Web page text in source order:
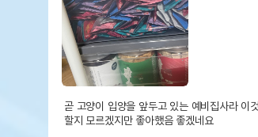
곧 고양이 입양을 앞두고 있는 예비집사라 이
할지 모르겠지만 좋아했음 좋겠네요